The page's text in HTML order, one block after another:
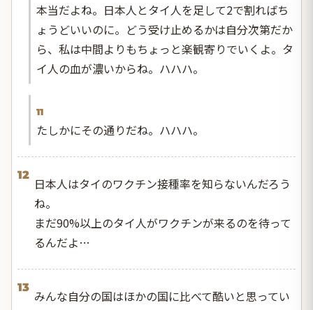
本当だよね。日本人とタイ人を足して2で割ればち
ょうどいいのに。どう受け止めるかは自分次第だか
ら、私は中間よりもちょっと楽観寄りでいくよ。タ
イ人の血が濃いからね。ハハハ。
11
たしかにその通りだね。ハハハ。
12
日本人はタイのワクチン接種率を知らないんだろう
ね。
まだ90%以上のタイ人がワクチンが来るのを待って
るんだよ…
13
みんな自分の国はほかの国に比べて酷いと思ってい